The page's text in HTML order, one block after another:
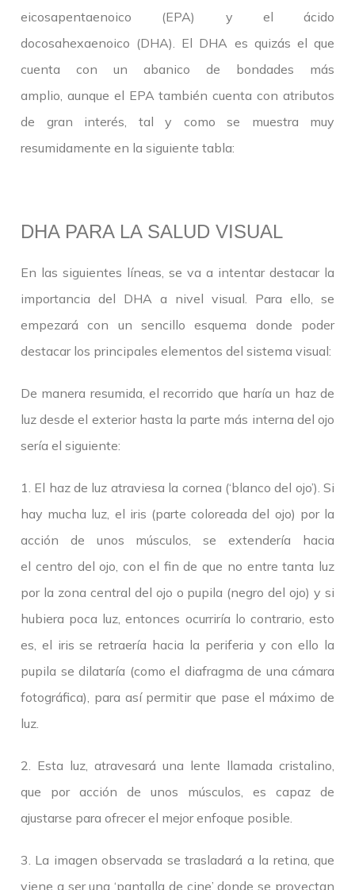
eicosapentaenoico (EPA) y el ácido
docosahexaenoico (DHA). El DHA es quizás el que
cuenta con un abanico de bondades más
amplio, aunque el EPA también cuenta con atributos
de gran interés, tal y como se muestra muy
resumidamente en la siguiente tabla:
DHA PARA LA SALUD VISUAL
En las siguientes líneas, se va a intentar destacar la
importancia del DHA a nivel visual. Para ello, se
empezará con un sencillo esquema donde poder
destacar los principales elementos del sistema visual:
De manera resumida, el recorrido que haría un haz de
luz desde el exterior hasta la parte más interna del ojo
sería el siguiente:
1. El haz de luz atraviesa la cornea (‘blanco del ojo’). Si
hay mucha luz, el iris (parte coloreada del ojo) por la
acción de unos músculos, se extendería hacia
el centro del ojo, con el fin de que no entre tanta luz
por la zona central del ojo o pupila (negro del ojo) y si
hubiera poca luz, entonces ocurriría lo contrario, esto
es, el iris se retraería hacia la periferia y con ello la
pupila se dilataría (como el diafragma de una cámara
fotográfica), para así permitir que pase el máximo de
luz.
2. Esta luz, atravesará una lente llamada cristalino,
que por acción de unos músculos, es capaz de
ajustarse para ofrecer el mejor enfoque posible.
3. La imagen observada se trasladará a la retina, que
viene a ser una ‘pantalla de cine’ donde se proyectan